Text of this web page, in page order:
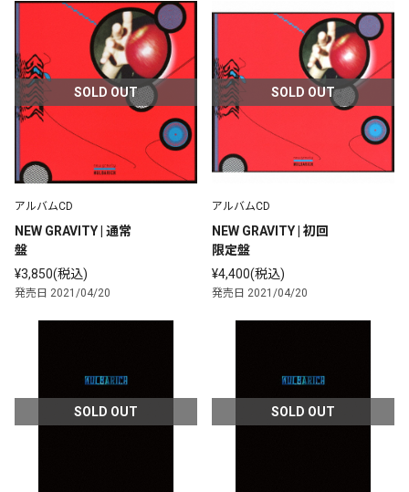
SOLD OUT
アルバムCD
NEW GRAVITY | 通常
盤
¥3,850(税込)
発売日 2021/04/20
SOLD OUT
アルバムCD
NEW GRAVITY | 初回
限定盤
¥4,400(税込)
発売日 2021/04/20
SOLD OUT SOLD OUT